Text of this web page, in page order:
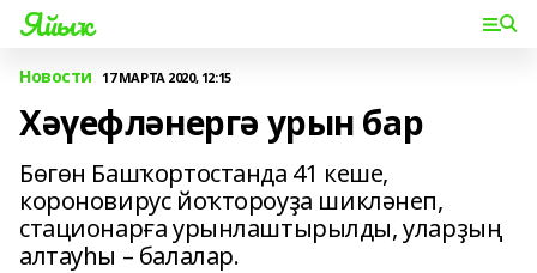
Яйыҡ
Новости 17 МАРТА 2020, 12:15
Хәүефләнергә урын бар
Бөгөн Башҡортостанда 41 кеше,
короновирус йоҡтороуҙа шикләнеп,
стационарға урынлаштырылды, уларҙың
алтауһы – балалар.